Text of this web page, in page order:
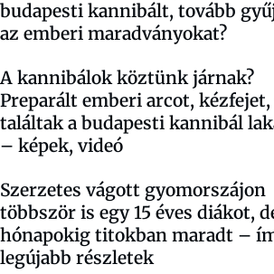
budapesti kannibált, tovább
az emberi maradványokat?
A kannibálok köztünk járnak?
Preparált emberi arcot,
találtak a budapesti kannibál
– képek, videó
Szerzetes vágott gyomorszájon
többször is egy 15 éves diákot,
hónapokig titokban maradt –
legújabb részletek